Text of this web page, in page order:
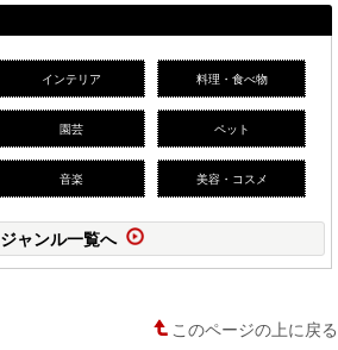
インテリア 料理・食べ物
園芸 ペット
音楽 美容・コスメ
ジャンル一覧へ
このページの上に戻る